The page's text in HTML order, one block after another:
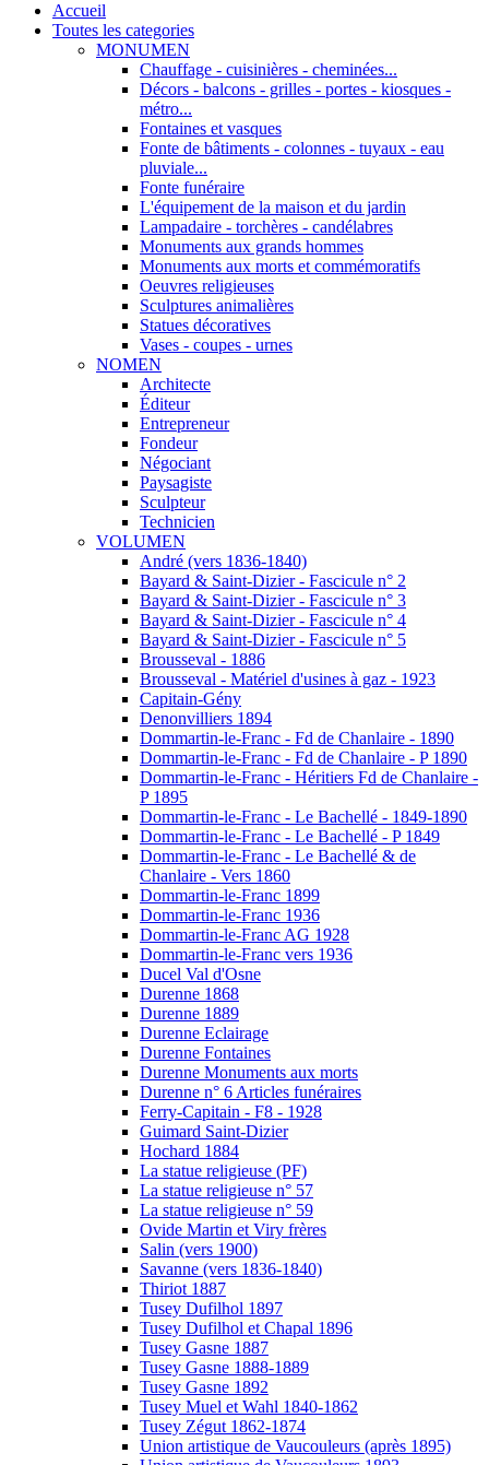
Accueil
Toutes les categories
MONUMEN
Chauffage - cuisinières - cheminées...
Décors - balcons - grilles - portes - kiosques -
métro...
Fontaines et vasques
Fonte de bâtiments - colonnes - tuyaux - eau
pluviale...
Fonte funéraire
L'équipement de la maison et du jardin
Lampadaire - torchères - candélabres
Monuments aux grands hommes
Monuments aux morts et commémoratifs
Oeuvres religieuses
Sculptures animalières
Statues décoratives
Vases - coupes - urnes
NOMEN
Architecte
Éditeur
Entrepreneur
Fondeur
Négociant
Paysagiste
Sculpteur
Technicien
VOLUMEN
André (vers 1836-1840)
Bayard & Saint-Dizier - Fascicule n° 2
Bayard & Saint-Dizier - Fascicule n° 3
Bayard & Saint-Dizier - Fascicule n° 4
Bayard & Saint-Dizier - Fascicule n° 5
Brousseval - 1886
Brousseval - Matériel d'usines à gaz - 1923
Capitain-Gény
Denonvilliers 1894
Dommartin-le-Franc - Fd de Chanlaire - 1890
Dommartin-le-Franc - Fd de Chanlaire - P 1890
Dommartin-le-Franc - Héritiers Fd de Chanlaire -
P 1895
Dommartin-le-Franc - Le Bachellé - 1849-1890
Dommartin-le-Franc - Le Bachellé - P 1849
Dommartin-le-Franc - Le Bachellé & de
Chanlaire - Vers 1860
Dommartin-le-Franc 1899
Dommartin-le-Franc 1936
Dommartin-le-Franc AG 1928
Dommartin-le-Franc vers 1936
Ducel Val d'Osne
Durenne 1868
Durenne 1889
Durenne Eclairage
Durenne Fontaines
Durenne Monuments aux morts
Durenne n° 6 Articles funéraires
Ferry-Capitain - F8 - 1928
Guimard Saint-Dizier
Hochard 1884
La statue religieuse (PF)
La statue religieuse n° 57
La statue religieuse n° 59
Ovide Martin et Viry frères
Salin (vers 1900)
Savanne (vers 1836-1840)
Thiriot 1887
Tusey Dufilhol 1897
Tusey Dufilhol et Chapal 1896
Tusey Gasne 1887
Tusey Gasne 1888-1889
Tusey Gasne 1892
Tusey Muel et Wahl 1840-1862
Tusey Zégut 1862-1874
Union artistique de Vaucouleurs (après 1895)